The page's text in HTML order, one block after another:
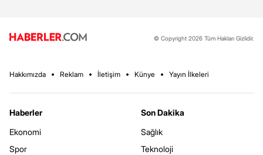
© Copyright 2026 Tüm Hakları Gizlidir.
Hakkımızda Reklam İletişim Künye Yayın İlkeleri
Haberler
Ekonomi
Spor
Son Dakika
Sağlık
Teknoloji